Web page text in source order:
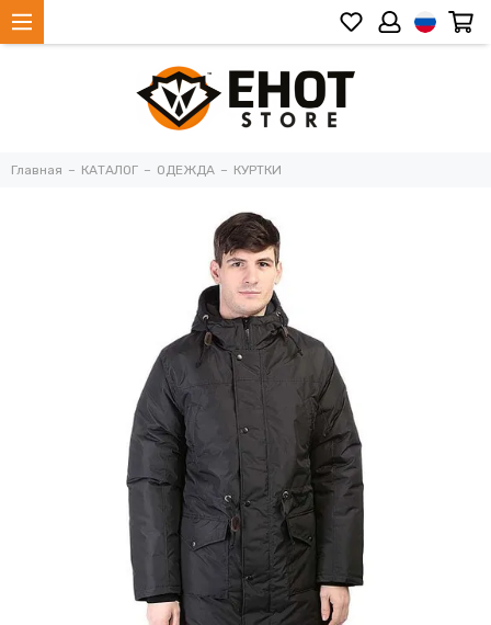
Главная КАТАЛОГ ОДЕЖДА КУРТКИ